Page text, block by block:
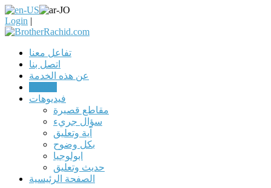
Login |
تفاعل معنا
اتصل بنا
عن هذه الخدمة
فيديوهات
مقاطع قصيرة
سؤال جريء
آية وتعليق
بكل وضوح
ابولوجيا
حديث وتعليق
الصفحة الرئيسية